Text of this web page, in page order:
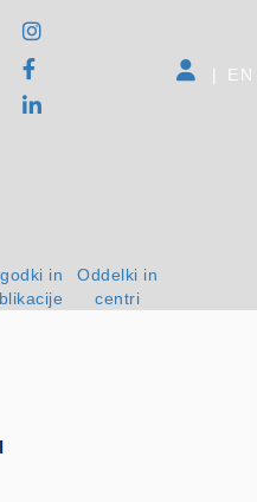
in
Oddelki in
centri
| EN